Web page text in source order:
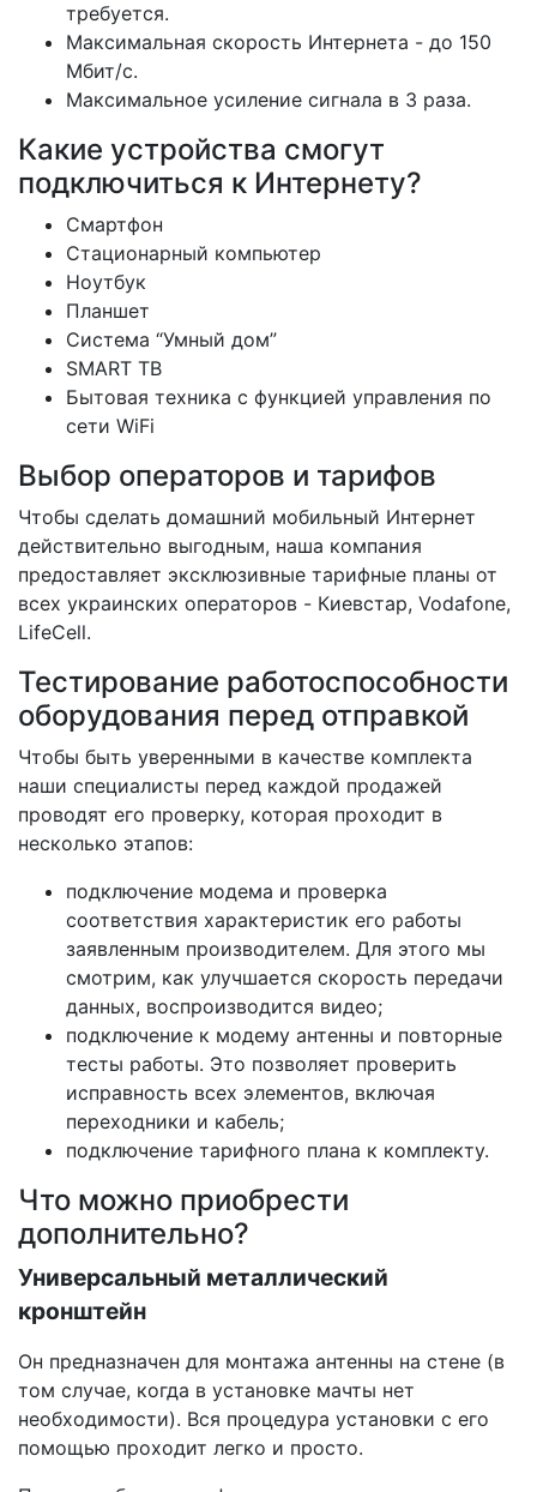
требуется.
Максимальная скорость Интернета - до 150
Мбит/с.
Максимальное усиление сигнала в 3 раза.
Какие устройства смогут
подключиться к Интернету?
Смартфон
Стационарный компьютер
Ноутбук
Планшет
Система “Умный дом”
SMART ТВ
Бытовая техника с функцией управления по
сети WiFi
Выбор операторов и тарифов
Чтобы сделать домашний мобильный Интернет
действительно выгодным, наша компания
предоставляет эксклюзивные тарифные планы от
всех украинских операторов - Киевстар, Vodafone,
LifeCell.
Тестирование работоспособности
оборудования перед отправкой
Чтобы быть уверенными в качестве комплекта
наши специалисты перед каждой продажей
проводят его проверку, которая проходит в
несколько этапов:
подключение модема и проверка
соответствия характеристик его работы
заявленным производителем. Для этого мы
смотрим, как улучшается скорость передачи
данных, воспроизводится видео;
подключение к модему антенны и повторные
тесты работы. Это позволяет проверить
исправность всех элементов, включая
переходники и кабель;
подключение тарифного плана к комплекту.
Что можно приобрести
дополнительно?
Универсальный металлический
кронштейн
Он предназначен для монтажа антенны на стене (в
том случае, когда в установке мачты нет
необходимости). Вся процедура установки с его
помощью проходит легко и просто.